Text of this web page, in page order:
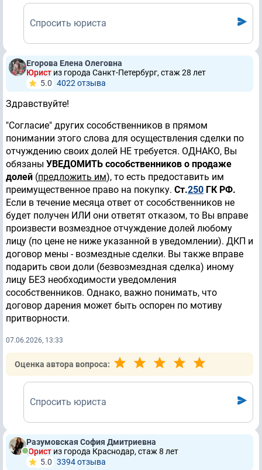
Спросить юриста
Егорова Елена Олеговна
Юрист из города Санкт-Петербург, стаж 28 лет
5.0 4022 отзывa
Здравствуйте!
"Согласие" других сособственников в прямом
понимании этого слова для осуществления сделки по
отчуждению своих долей НЕ требуется. ОДНАКО, Вы
обязаны УВЕДОМИТЬ сособственников о продаже
долей (предложить им), то есть предоставить им
преимущественное право на покупку. Ст.250 ГК РФ.
Если в течение месяца ответ от сособственников не
будет получен ИЛИ они ответят отказом, то Вы вправе
произвести возмездное отчуждение долей любому
лицу (по цене не ниже указанной в уведомлении). ДКП и
договор мены - возмездные сделки. Вы также вправе
подарить свои доли (безвозмездная сделка) иному
лицу БЕЗ необходимости уведомления
сособственников. Однако, важно понимать, что
договор дарения может быть оспорен по мотиву
притворности.
07.06.2026, 13:33
Оценка автора вопроса:
Спросить юриста
Разумовская София Дмитриевна
Юрист из города Краснодар, стаж 8 лет
5.0 3394 отзывa